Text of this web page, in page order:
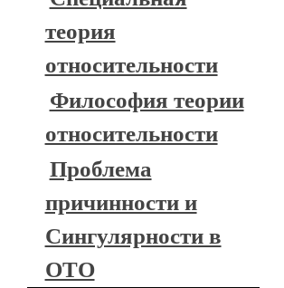
теория
относительности
Философия теории
относительности
Проблема
причинности и
Сингулярности в
ОТО